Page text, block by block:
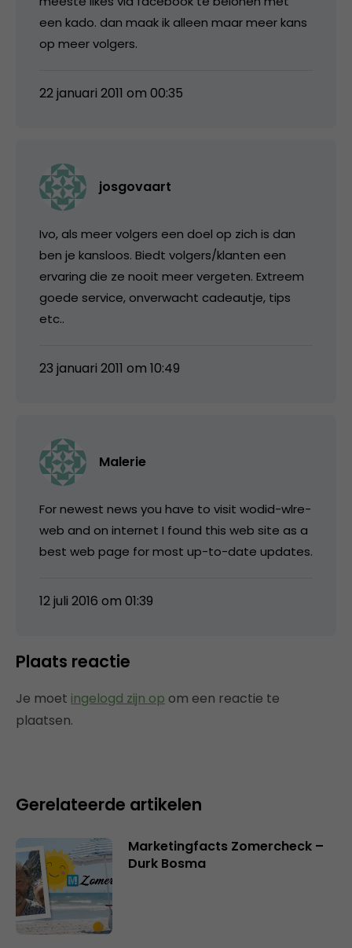
een kado. dan maak ik alleen maar meer kans
op meer volgers.
22 januari 2011 om 00:35
josgovaart
Ivo, als meer volgers een doel op zich is dan
ben je kansloos. Biedt volgers/klanten een
ervaring die ze nooit meer vergeten. Extreem
goede service, onverwacht cadeautje, tips
etc..
23 januari 2011 om 10:49
Malerie
For newest news you have to visit wodid-wlre-
web and on internet I found this web site as a
best web page for most up-to-date updates.
12 juli 2016 om 01:39
Plaats reactie
Je moet ingelogd zijn op om een reactie te
plaatsen.
Gerelateerde artikelen
Marketingfacts Zomercheck –
Durk Bosma